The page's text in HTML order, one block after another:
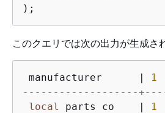
);
このクエリでは次の出力が生成さ
manufacturer | 1
-------------------
local
parts co | 1